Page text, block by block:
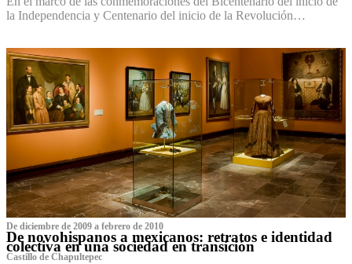
la Independencia y Centenario del inicio de la Revolución…
De diciembre de 2009 a febrero de 2010
De novohispanos a mexicanos: retratos e identidad
colectiva en una sociedad en transición
Castillo de Chapultepec